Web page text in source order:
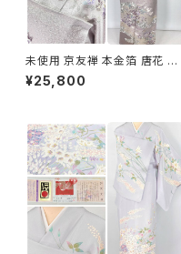
未使用 京友禅 本金箔 唐花 訪
問着 袷 正絹 紫 グレー 白 1165
¥25,800